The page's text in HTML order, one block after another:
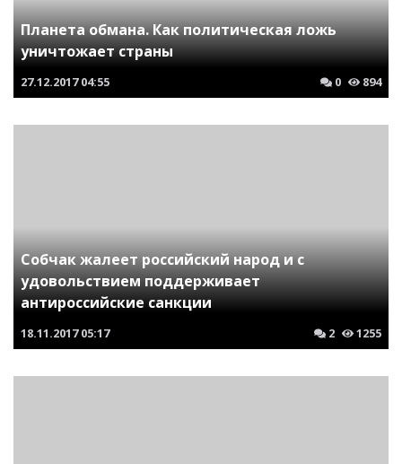
Планета обмана. Как политическая ложь
уничтожает страны
27.12.2017 04:55 0 894
Собчак жалеет российский народ и с
удовольствием поддерживает
антироссийские санкции
18.11.2017 05:17 2 1255